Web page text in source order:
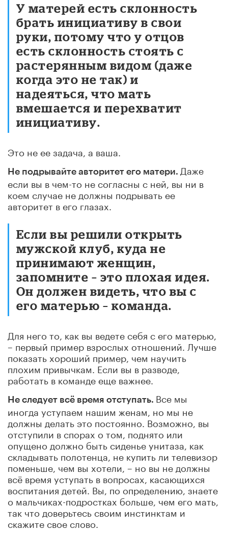
У матерей есть склонность
брать инициативу в свои
руки, потому что у отцов
есть склонность стоять с
растерянным видом (даже
когда это не так) и
надеяться, что мать
вмешается и перехватит
инициативу.
Это не ее задача, а ваша.
Не подрывайте авторитет его матери. Даже
если вы в чем-то не согласны с ней, вы ни в
коем случае не должны подрывать ее
авторитет в его глазах.
Если вы решили открыть
мужской клуб, куда не
принимают женщин,
запомните – это плохая идея.
Он должен видеть, что вы с
его матерью – команда.
Для него то, как вы ведете себя с его матерью,
– первый пример взрослых отношений. Лучше
показать хороший пример, чем научить
плохим привычкам. Если вы в разводе,
работать в команде еще важнее.
Не следует всё время отступать. Все мы
иногда уступаем нашим женам, но мы не
должны делать это постоянно. Возможно, вы
отступили в спорах о том, поднято или
опущено должно быть сиденье унитаза, как
складывать полотенца, не купить ли телевизор
поменьше, чем вы хотели, – но вы не должны
всё время уступать в вопросах, касающихся
воспитания детей. Вы, по определению, знаете
о мальчиках-подростках больше, чем его мать,
так что доверьтесь своим инстинктам и
скажите свое слово.